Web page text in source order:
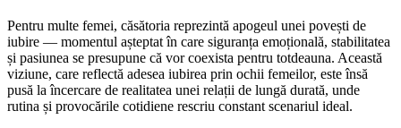
Pentru multe femei, căsătoria reprezintă apogeul unei povești de
iubire — momentul așteptat în care siguranța emoțională, stabilitatea
și pasiunea se presupune că vor coexista pentru totdeauna. Această
viziune, care reflectă adesea iubirea prin ochii femeilor, este însă
pusă la încercare de realitatea unei relații de lungă durată, unde
rutina și provocările cotidiene rescriu constant scenariul ideal.